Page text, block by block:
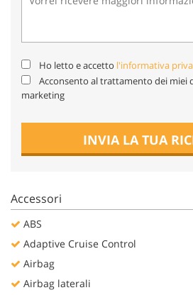
Ho letto e accetto l'informativa
Acconsento al trattamento dei miei
marketing
INVIA LA TUA
Accessori
ABS
Adaptive Cruise Control
Airbag
Airbag laterali
Cookie analitici
Cookie di marketing
cookie
policy
Salva
le
impostazioni